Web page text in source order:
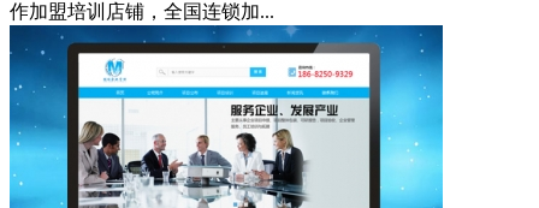
作加盟培训店铺，全国连锁加...